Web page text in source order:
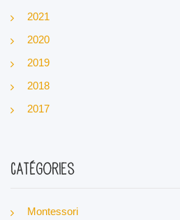
2021
2020
2019
2018
2017
Catégories
Montessori